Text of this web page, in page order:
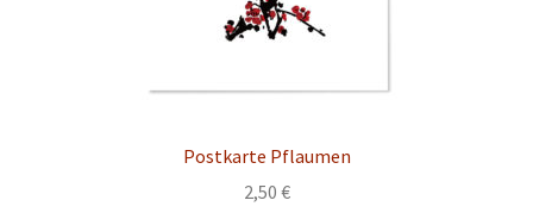
Postkarte Pflaumen
2,50 €